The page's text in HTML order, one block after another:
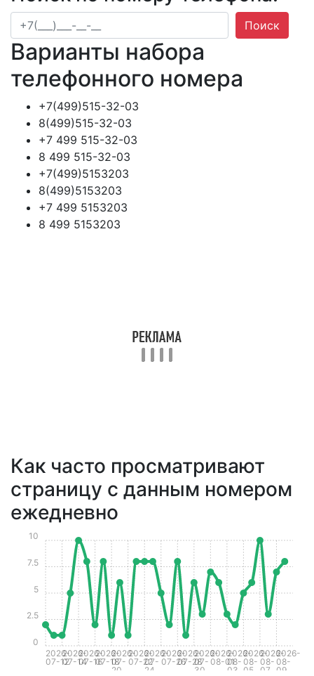
Поиск
Варианты набора
телефонного номера
+7(499)515-32-03
8(499)515-32-03
+7 499 515-32-03
8 499 515-32-03
+7(499)5153203
8(499)5153203
+7 499 5153203
8 499 5153203
Как часто просматривают
страницу с данным номером
ежедневно
2026-
07-12
2026-
07-14
2026-
07-16
2026-
07-18
2026-
07-
20
2026-
07-22
2026-
07-
24
2026-
07-26
2026-
07-28
2026-
07-
30
2026-
08-01
2026-
08-
03
2026-
08-
05
2026-
08-
07
2026-
08-
09
0
2.5
5
7.5
10